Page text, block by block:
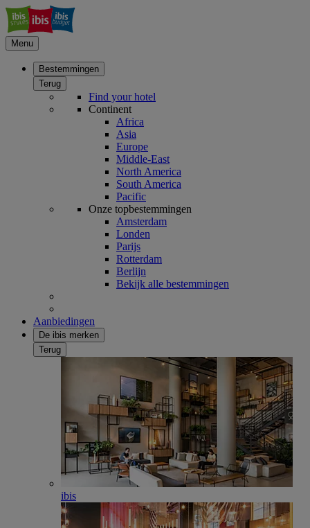
Menu
Bestemmingen
Terug
Find your hotel
Continent
Africa
Asia
Europe
Middle-East
North America
South America
Pacific
Onze topbestemmingen
Amsterdam
Londen
Parijs
Rotterdam
Berlijn
Bekijk alle bestemmingen
Aanbiedingen
De ibis merken
Terug
ibis